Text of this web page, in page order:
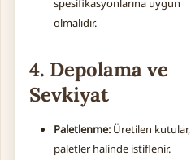
spesifikasyonlarına uygun
olmalıdır.
4. Depolama ve
Sevkiyat
Paletlenme: Üretilen kutular,
paletler halinde istiflenir.